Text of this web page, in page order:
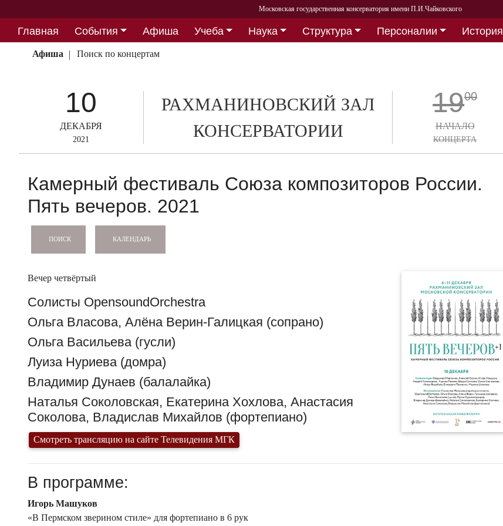
Московская государственная консерватория имени П.И.Чайковского
Главная События Афиша Учеба Наука Структура Персоналии
История
Партнерство
Афиша Поиск по концертам
10
ДЕКАБРЯ
2021
РАХМАНИНОВСКИЙ ЗАЛ
КОНСЕРВАТОРИИ
1900
НАЧАЛО
КОНЦЕРТА
Камерный фестиваль Союза композиторов России.
Пять вечеров. 2021
ПОИСК КАЛЕНДАРЬ
Вечер четвёртый
Солисты OpensoundOrchestra
Ольга Власова, Алёна Верин-Галицкая (сопрано)
Ольга Васильева (гусли)
Луиза Нуриева (домра)
Владимир Дунаев (балалайка)
Наталья Соколовская, Екатерина Хохлова, Анастасия
Соколова, Владислав Михайлов (фортепиано)
Смотреть трансляцию на сайте Телевидения МГК
В программе:
Игорь Машуков
«В Пермском зверином стиле» для фортепиано в 6 рук